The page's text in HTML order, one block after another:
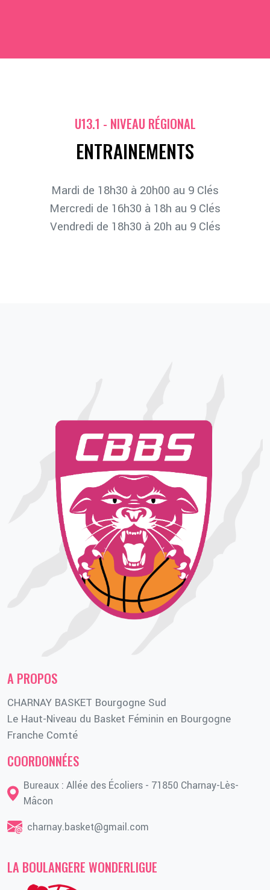
U13.1 - NIVEAU RÉGIONAL
ENTRAINEMENTS
Mardi de 18h30 à 20h00 au 9 Clés
Mercredi de 16h30 à 18h au 9 Clés
Vendredi de 18h30 à 20h au 9 Clés
A PROPOS
CHARNAY BASKET Bourgogne Sud
Le Haut-Niveau du Basket Féminin en Bourgogne
Franche Comté
COORDONNÉES
Bureaux : Allée des Écoliers - 71850 Charnay-Lès-
Mâcon
charnay.basket@gmail.com
LA BOULANGERE WONDERLIGUE